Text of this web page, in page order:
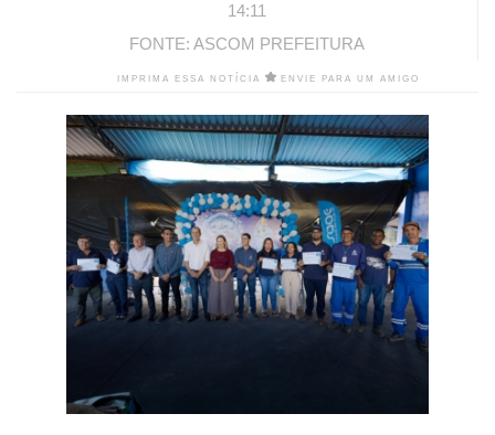
14:11
FONTE: ASCOM PREFEITURA
IMPRIMA ESSA NOTÍCIA ENVIE PARA UM AMIGO